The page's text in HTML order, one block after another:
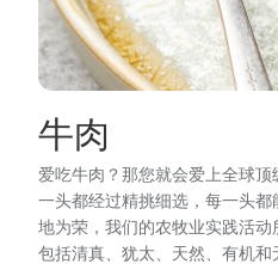
牛肉
爱吃牛肉？那您就会爱上全球
一头都经过精挑细选，每一头
地为荣，我们的农牧业实践活
包括清真、犹太、天然、有机和